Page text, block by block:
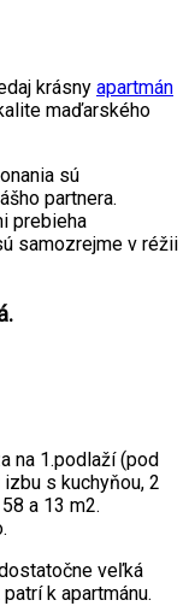
krásny apartmán
maďarského
sú
partnera.
prebieha
samozrejme v réžii
na 1.podlaží (pod
s kuchyňou, 2
a 13 m2.
veľká
k apartmánu.